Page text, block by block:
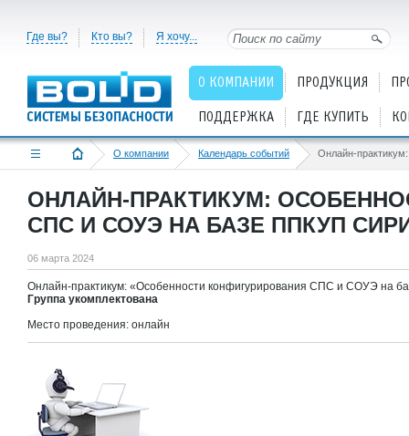
Где вы? Кто вы? Я хочу...
О КОМПАНИИ ПРОДУКЦИЯ
ПОДДЕРЖКА ГДЕ КУПИТЬ
О компании Календарь событий
ОНЛАЙН-ПРАКТИКУМ:
СПС И СОУЭ НА БАЗЕ ППКУП
06 марта 2024
Онлайн-практикум: «Особенности конфигурирования СПС и СОУЭ на
Группа укомплектована
Место проведения: онлайн